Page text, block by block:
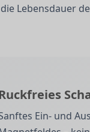
Lebensdauer
Ein- und